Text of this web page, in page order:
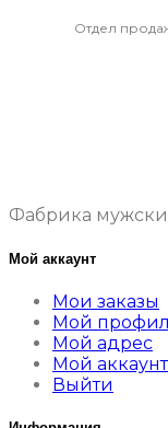
Отдел
Фабрика
Мой аккаунт
Мои заказы
Мой
Мой адрес
Мой аккаунт
Выйти